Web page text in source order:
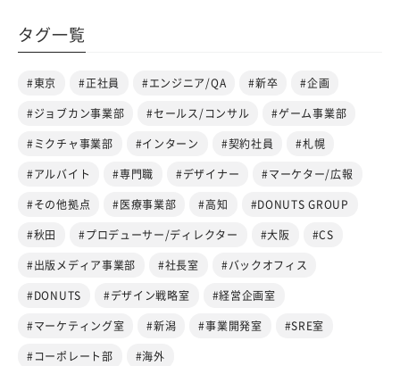
タグ一覧
#東京 #正社員 #エンジニア/QA #新卒 #企画
#ジョブカン事業部 #セールス/コンサル #ゲーム事業部
#ミクチャ事業部 #インターン #契約社員 #札幌
#アルバイト #専門職 #デザイナー #マーケター/広報
#その他拠点 #医療事業部 #高知 #DONUTS GROUP
#秋田 #プロデューサー/ディレクター #大阪 #CS
#出版メディア事業部 #社長室 #バックオフィス
#DONUTS #デザイン戦略室 #経営企画室
#マーケティング室 #新潟 #事業開発室 #SRE室
#コーポレート部 #海外